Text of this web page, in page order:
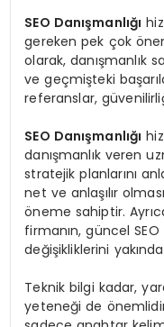
SEO Danışmanlığı
gereken pek çok
olarak, danışmanlık
ve geçmişteki
referanslar,
SEO Danışmanlığı
danışmanlık veren
stratejik planlarını
net ve anlaşılır
öneme sahiptir.
firmanın, güncel
değişikliklerini
Teknik bilgi kadar,
yeteneği de